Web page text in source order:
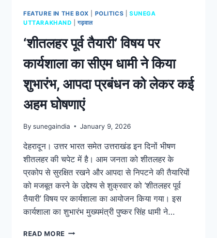
FEATURE IN THE BOX POLITICS |SUNEGA
UTTARAKHAND
|गढ़वाल
‘शीतलहर पूर्व तैयारी’ विषय पर
कार्यशाला का सीएम धामी ने किया
शुभारंभ, आपदा प्रबंधन को लेकर कई
अहम घोषणाएं
By sunegaindia January 9, 2026
देहरादून। उत्तर भारत समेत उत्तराखंड इन दिनों भीषण
शीतलहर की चपेट में है। आम जनता को शीतलहर के
प्रकोप से सुरक्षित रखने और आपदा से निपटने की तैयारियों
को मजबूत करने के उद्देश्य से शुक्रवार को ‘शीतलहर पूर्व
तैयारी’ विषय पर कार्यशाला का आयोजन किया गया। इस
कार्यशाला का शुभारंभ मुख्यमंत्री पुष्कर सिंह धामी ने…
READ MORE